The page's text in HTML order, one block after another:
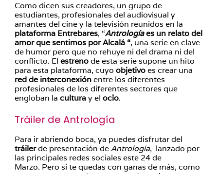
Como dicen sus creadores, un grupo de
estudiantes, profesionales del audiovisual y
amantes del cine y la televisión reunidos en la
plataforma Entrebares, “Antrologíaes un relato del
amor que sentimos por Alcalá “, una serie en clave
de humor pero que no rehuye ni del drama ni del
conflicto. El estrenode esta serie supone un hito
para esta plataforma, cuyo objetivoes crear una
red de interconexiónentre los diferentes
profesionales de los diferentes sectores que
engloban la culturay el ocio.
Tráiler de Antrología
Para ir abriendo boca, ya puedes disfrutar del
tráilerde presentación deAntrología, lanzado por
las principales redes sociales este 24 de
Marzo. Pero si te quedas con ganas de más, como